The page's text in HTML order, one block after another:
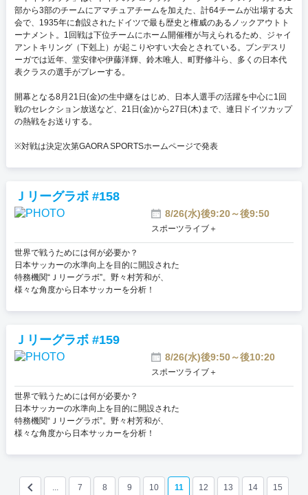
部から3部のチームにアマチュアチームを加えた、計64チームが出場する大
会で、1935年に創設されたドイツで最も歴史と権威のあるノックアウトト
ーナメント。1回戦は下位チームにホーム開催権が与えられるため、ジャイ
アントキリング（下剋上）が起こりやすい大会とされている。ブンデスリ
ーガでは近年、堂安律や伊藤洋輝、鈴木唯人、町野修斗ら、多くの日本代
表クラスの選手がプレーする。
開幕となる8月21日(金)の生中継をはじめ、日本人選手の活躍を中心に1回
戦のセレクション放送など、21日(金)から27日(木)まで、連日ドイツカップ
の熱戦をお送りする。
※対戦は決定次第GAORA SPORTSホームページで発表
Ｊリーグラボ #158
8/26(水)後9:20～後9:50
スポーツライブ＋
世界で戦うためには何が必要か？
日本サッカーの水準向上を目的に開設された
特務機関“Ｊリーグラボ”。野々村芳和が、
様々な角度から日本サッカーを分析！
Ｊリーグラボ #159
8/26(水)後9:50～後10:20
スポーツライブ＋
世界で戦うためには何が必要か？
日本サッカーの水準向上を目的に開設された
特務機関“Ｊリーグラボ”。野々村芳和が、
様々な角度から日本サッカーを分析！
keyboard_arrow_left 7 8 9 10 11 12 13 14 15